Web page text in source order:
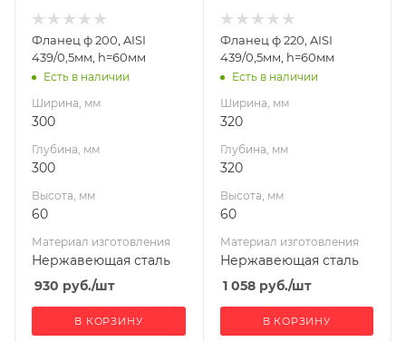
Нержавеющая
сталь
Диаметр дымохода,
200
УМК
Фланец ф 200, AISI
439/0,5мм, h=60мм
Есть в наличии
Ширина, мм
300
Глубина, мм
300
Высота, мм
60
Материал изготовления
Нержавеющая сталь
930 руб./шт
В КОРЗИНУ
Нержавеющая
сталь
Диаметр дымохода,
220
УМК
Фланец ф 220, AISI
439/0,5мм, h=60мм
Есть в наличии
Ширина, мм
320
Глубина, мм
320
Высота, мм
60
Материал изготовления
Нержавеющая сталь
1 058руб./шт
В КОРЗИНУ